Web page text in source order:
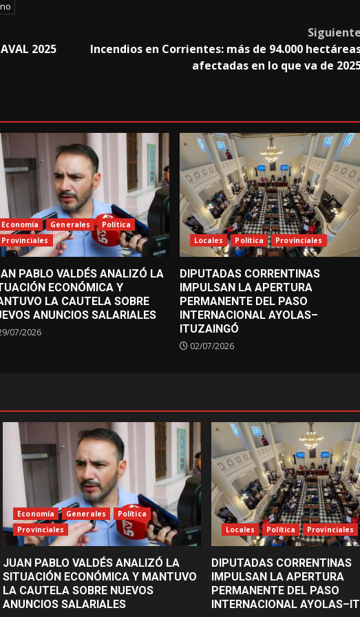
2025
Siguiente
Incendios en Corrientes: más de 94.000
afectadas en lo que va de
Economía Generales
Política
Provinciales
PABLO VALDÉS ANALIZÓ LA
ECONÓMICA Y
LA CAUTELA SOBRE
ANUNCIOS SALARIALES
07/2026
Locales Política Provinciales
DIPUTADAS CORRENTINAS
IMPULSAN LA APERTURA
PERMANENTE DEL PASO
INTERNACIONAL AYOLAS–
ITUZAINGÓ
02/07/2026
Economía Generales
Política
Provinciales
JUAN PABLO VALDÉS ANALIZÓ LA
SITUACIÓN ECONÓMICA Y MANTUVO
LA CAUTELA SOBRE NUEVOS
ANUNCIOS SALARIALES
Locales Política Provinciales
DIPUTADAS CORRENTINAS
IMPULSAN LA APERTURA
PERMANENTE DEL PASO
INTERNACIONAL